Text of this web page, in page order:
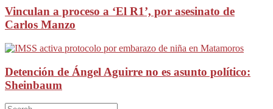
Vinculan a proceso a ‘El R1’, por asesinato de
Carlos Manzo
Detención de Ángel Aguirre no es asunto político:
Sheinbaum